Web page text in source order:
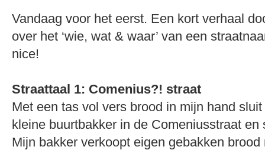
Vandaag voor het eerst. Een kort verhaal
over het ‘wie, wat & waar’ van een
nice!
Straattaal 1: Comenius?! straat
Met een tas vol vers brood in mijn hand
kleine buurtbakker in de Comeniusstraat en
Mijn bakker verkoopt eigen gebakken brood